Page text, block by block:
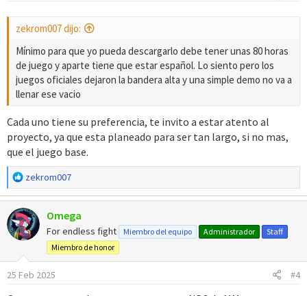
:
zekrom007 dijo:
Mínimo para que yo pueda descargarlo debe tener unas 80 horas
de juego y aparte tiene que estar español. Lo siento pero los
juegos oficiales dejaron la bandera alta y una simple demo no va a
llenar ese vacio
Cada uno tiene su preferencia, te invito a estar atento al
proyecto, ya que esta planeado para ser tan largo, si no mas,
que el juego base.
R
e
a
c
c
i
e
zekrom007
Omega
For endless fight Miembro del equipo Administrador
Staff
Miembro de honor
25 Feb 2025 #4